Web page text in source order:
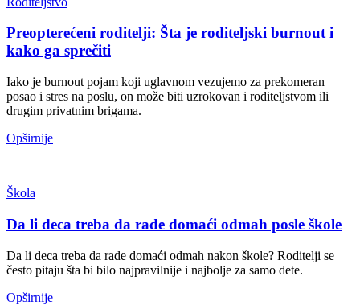
Preopterećeni roditelji: Šta je roditeljski burnout i
kako ga sprečiti
Iako je burnout pojam koji uglavnom vezujemo za prekomeran
posao i stres na poslu, on može biti uzrokovan i roditeljstvom ili
drugim privatnim brigama.
Opširnije
Škola
Da li deca treba da rade domaći odmah posle škole
Da li deca treba da rade domaći odmah nakon škole? Roditelji se
često pitaju šta bi bilo najpravilnije i najbolje za samo dete.
Opširnije